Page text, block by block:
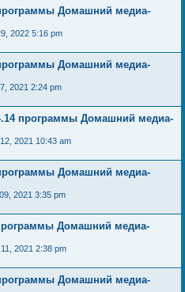
Домашний медиа-
2022 5:16 pm
Домашний медиа-
2021 2:24 pm
программы Домашний медиа-
2021 10:43 am
Домашний медиа-
2021 3:35 pm
Домашний медиа-
2021 2:38 pm
Домашний медиа-